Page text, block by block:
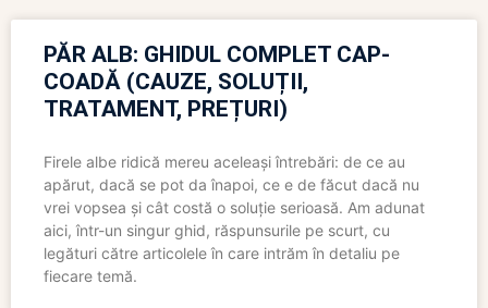
PĂR ALB: GHIDUL COMPLET CAP-
COADĂ (CAUZE, SOLUȚII,
TRATAMENT, PREȚURI)
Firele albe ridică mereu aceleași întrebări: de ce au
apărut, dacă se pot da înapoi, ce e de făcut dacă nu
vrei vopsea și cât costă o soluție serioasă. Am adunat
aici, într-un singur ghid, răspunsurile pe scurt, cu
legături către articolele în care intrăm în detaliu pe
fiecare temă.